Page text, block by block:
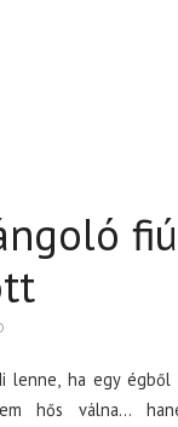
lenne, ha egy
hős válna…